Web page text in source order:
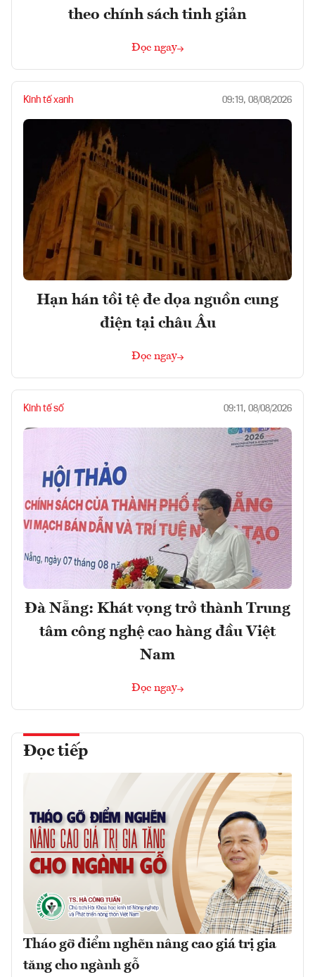
theo chính sách tinh giản
Đọc ngay
Kinh tế xanh 09:19, 08/08/2026
Hạn hán tồi tệ đe dọa nguồn cung
điện tại châu Âu
Đọc ngay
Kinh tế số 09:11, 08/08/2026
Đà Nẵng: Khát vọng trở thành Trung
tâm công nghệ cao hàng đầu Việt
Nam
Đọc ngay
Đọc tiếp
Tháo gỡ điểm nghẽn nâng cao giá trị gia
tăng cho ngành gỗ